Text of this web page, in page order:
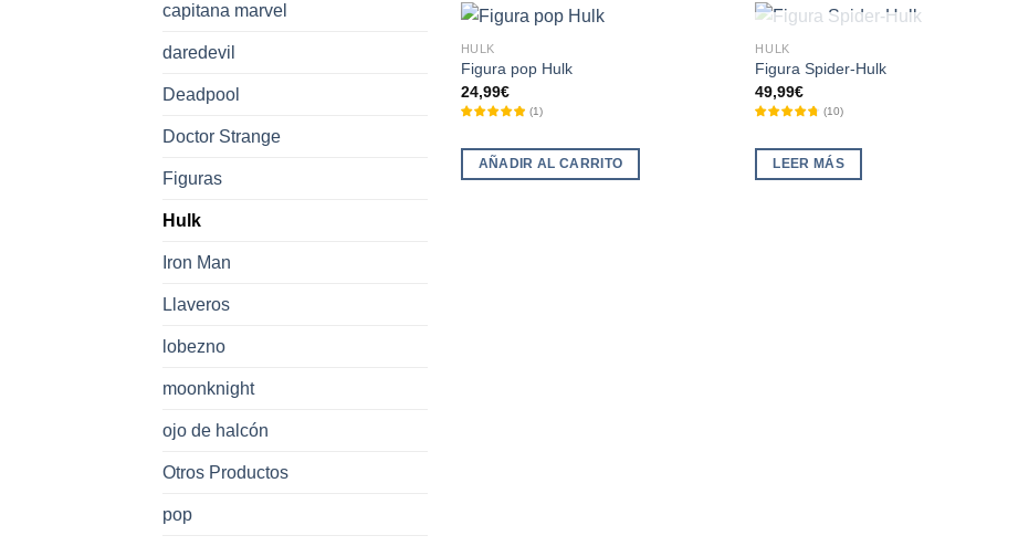
capitana marvel
daredevil
Deadpool
Doctor Strange
Figuras
Hulk
Iron Man
Llaveros
lobezno
moonknight
ojo de halcón
Otros Productos
pop
HULK
Figura pop Hulk
24,99€
(1)
AÑADIR AL CARRITO
HULK
Figura Spider-Hulk
49,99€
(10)
LEER MÁS